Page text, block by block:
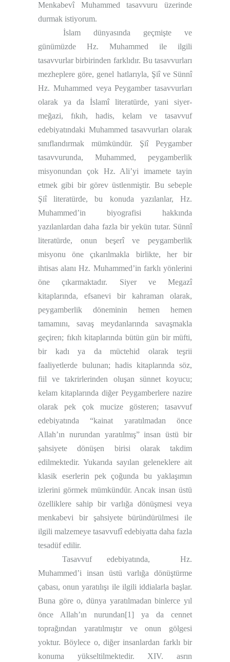
Menkabevî Muhammed tasavvuru üzerinde
durmak istiyorum.
İslam dünyasında geçmişte ve
günümüzde Hz. Muhammed ile ilgili
tasavvurlar birbirinden farklıdır. Bu tasavvurları
mezheplere göre, genel hatlarıyla, Şiî ve Sünnî
Hz. Muhammed veya Peygamber tasavvurları
olarak ya da İslamî literatürde, yani siyer-
meğazi, fıkıh, hadis, kelam ve tasavvuf
edebiyatındaki Muhammed tasavvurları olarak
sınıflandırmak mümkündür. Şiî Peygamber
tasavvurunda, Muhammed, peygamberlik
misyonundan çok Hz. Ali’yi imamete tayin
etmek gibi bir görev üstlenmiştir. Bu sebeple
Şiî literatürde, bu konuda yazılanlar, Hz.
Muhammed’in biyografisi hakkında
yazılanlardan daha fazla bir yekün tutar. Sünnî
literatürde, onun beşerî ve peygamberlik
misyonu öne çıkarılmakla birlikte, her bir
ihtisas alanı Hz. Muhammed’in farklı yönlerini
öne çıkarmaktadır. Siyer ve Megazî
kitaplarında, efsanevi bir kahraman olarak,
peygamberlik döneminin hemen hemen
tamamını, savaş meydanlarında savaşmakla
geçiren; fıkıh kitaplarında bütün gün bir müfti,
bir kadı ya da müctehid olarak teşrii
faaliyetlerde bulunan; hadis kitaplarında söz,
fiil ve takrirlerinden oluşan sünnet koyucu;
kelam kitaplarında diğer Peygamberlere nazire
olarak pek çok mucize gösteren; tasavvuf
edebiyatında “kainat yaratılmadan önce
Allah’ın nurundan yaratılmış” insan üstü bir
şahsiyete dönüşen birisi olarak takdim
edilmektedir. Yukarıda sayılan geleneklere ait
klasik eserlerin pek çoğunda bu yaklaşımın
izlerini görmek mümkündür. Ancak insan üstü
özelliklere sahip bir varlığa dönüşmesi veya
menkabevi bir şahsiyete büründürülmesi ile
ilgili malzemeye tasavvufî edebiyatta daha fazla
tesadüf edilir.
Tasavvuf edebiyatında,
Hz.
Muhammed’i insan üstü varlığa dönüştürme
çabası, onun yaratılışı ile ilgili iddialarla başlar.
Buna göre o, dünya yaratılmadan binlerce yıl
önce Allah’ın nurundan[1] ya da cennet
toprağından yaratılmıştır ve onun gölgesi
yoktur. Böylece o, diğer insanlardan farklı bir
konuma yükseltilmektedir. XIV. asrın